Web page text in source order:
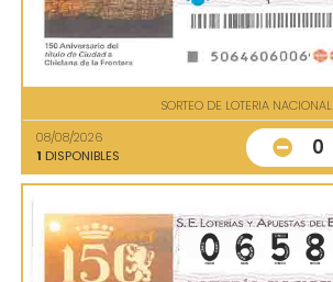
SORTEO DE LOTERIA NACIONAL
08/08/2026
1 DISPONIBLES 0